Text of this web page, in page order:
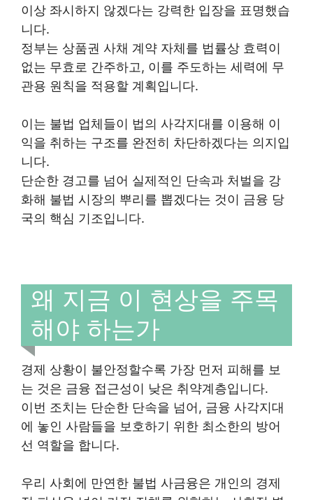
이상 좌시하지 않겠다는 강력한 입장을 표명했습
니다.
정부는 상품권 사채 계약 자체를 법률상 효력이
없는 무효로 간주하고, 이를 주도하는 세력에 무
관용 원칙을 적용할 계획입니다.
이는 불법 업체들이 법의 사각지대를 이용해 이
익을 취하는 구조를 완전히 차단하겠다는 의지입
니다.
단순한 경고를 넘어 실제적인 단속과 처벌을 강
화해 불법 시장의 뿌리를 뽑겠다는 것이 금융 당
국의 핵심 기조입니다.
왜 지금 이 현상을 주목
해야 하는가
경제 상황이 불안정할수록 가장 먼저 피해를 보
는 것은 금융 접근성이 낮은 취약계층입니다.
이번 조치는 단순한 단속을 넘어, 금융 사각지대
에 놓인 사람들을 보호하기 위한 최소한의 방어
선 역할을 합니다.
우리 사회에 만연한 불법 사금융은 개인의 경제